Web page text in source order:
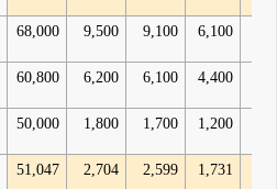
68,000 9,500 9,100 6,100
60,800 6,200 6,100 4,400
50,000 1,800 1,700 1,200
51,047 2,704 2,599 1,731